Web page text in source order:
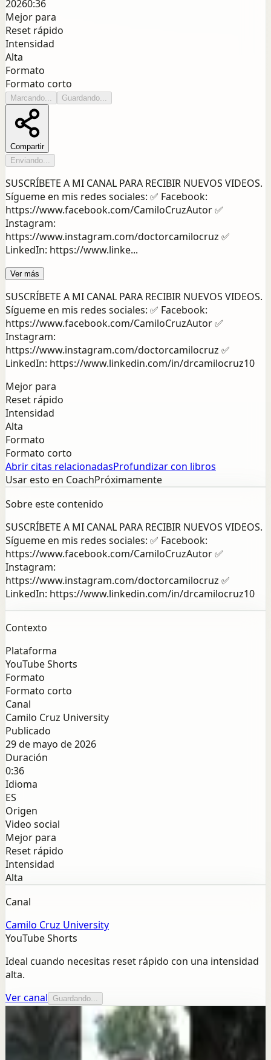
20260:36
Mejor para
Reset rápido
Intensidad
Alta
Formato
Formato corto
Marcando... Guardando...
Compartir
Enviando...
SUSCRÍBETE A MI CANAL PARA RECIBIR NUEVOS VIDEOS.
Sígueme en mis redes sociales: ✅ Facebook:
https://www.facebook.com/CamiloCruzAutor ✅
Instagram:
https://www.instagram.com/doctorcamilocruz ✅
LinkedIn: https://www.linke...
Ver más
SUSCRÍBETE A MI CANAL PARA RECIBIR NUEVOS VIDEOS.
Sígueme en mis redes sociales: ✅ Facebook:
https://www.facebook.com/CamiloCruzAutor ✅
Instagram:
https://www.instagram.com/doctorcamilocruz ✅
LinkedIn: https://www.linkedin.com/in/drcamilocruz10
Mejor para
Reset rápido
Intensidad
Alta
Formato
Formato corto
Abrir citas relacionadasProfundizar con libros
Usar esto en CoachPróximamente
Sobre este contenido
SUSCRÍBETE A MI CANAL PARA RECIBIR NUEVOS VIDEOS.
Sígueme en mis redes sociales: ✅ Facebook:
https://www.facebook.com/CamiloCruzAutor ✅
Instagram:
https://www.instagram.com/doctorcamilocruz ✅
LinkedIn: https://www.linkedin.com/in/drcamilocruz10
Contexto
Plataforma
YouTube Shorts
Formato
Formato corto
Canal
Camilo Cruz University
Publicado
29 de mayo de 2026
Duración
0:36
Idioma
ES
Origen
Video social
Mejor para
Reset rápido
Intensidad
Alta
Canal
Camilo Cruz University
YouTube Shorts
Ideal cuando necesitas reset rápido con una intensidad
alta.
Ver canal
Guardando...
Camilo Cruz University